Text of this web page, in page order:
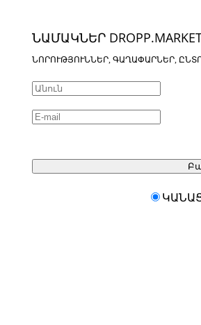
ՆԱՄԱԿՆԵՐ
ՆՈՐՈՒԹՅՈՒՆՆԵՐ, ԳԱՂԱՓԱՐՆԵՐ,